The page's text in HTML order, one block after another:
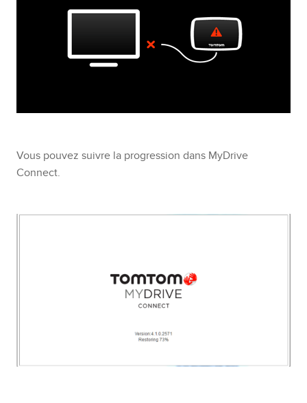
Vous pouvez suivre la progression dans MyDrive
Connect.